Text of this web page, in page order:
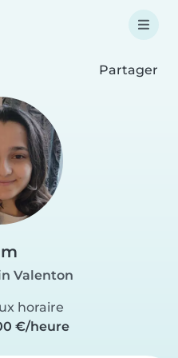
Partager
Valenton
horaire
€/heure